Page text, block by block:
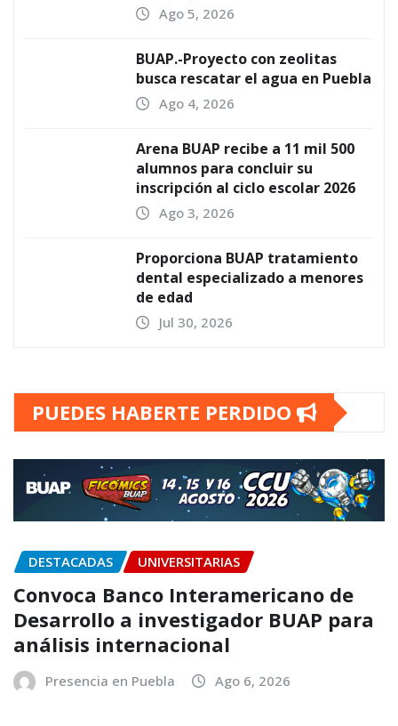
Ago 5, 2026
BUAP.-Proyecto con zeolitas
busca rescatar el agua en Puebla
Ago 4, 2026
Arena BUAP recibe a 11 mil 500
alumnos para concluir su
inscripción al ciclo escolar 2026
Ago 3, 2026
Proporciona BUAP tratamiento
dental especializado a menores
de edad
Jul 30, 2026
PUEDES HABERTE PERDIDO
DESTACADAS UNIVERSITARIAS
Convoca Banco Interamericano de
Desarrollo a investigador BUAP para
análisis internacional
Presencia en Puebla Ago 6, 2026